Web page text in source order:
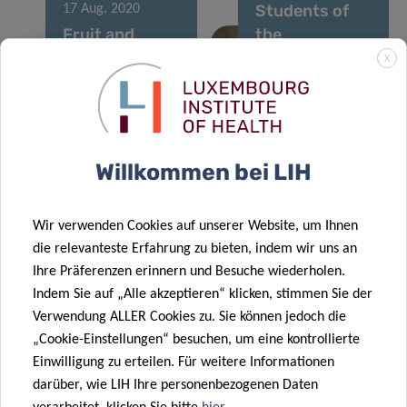
17 Aug. 2020
Fruit and
vegetable
intake
prevents risk
of type 2
Students of
the
Tech School
support
COVID-19
End of the
first phase of
the COVID-19
large-scale
testing
19 Juli 2020
Renewed hope
for treatment
of pain and
depression
LARGE SCALE
TESTING
COVID-19 –
X
Willkommen bei LIH
Wir verwenden Cookies auf unserer Website, um Ihnen
die relevanteste Erfahrung zu bieten, indem wir uns an
Ihre Präferenzen erinnern und Besuche wiederholen.
Indem Sie auf „Alle akzeptieren“ klicken, stimmen Sie der
Verwendung ALLER Cookies zu. Sie können jedoch die
„Cookie-Einstellungen“ besuchen, um eine kontrollierte
Einwilligung zu erteilen. Für weitere Informationen
darüber, wie LIH Ihre personenbezogenen Daten